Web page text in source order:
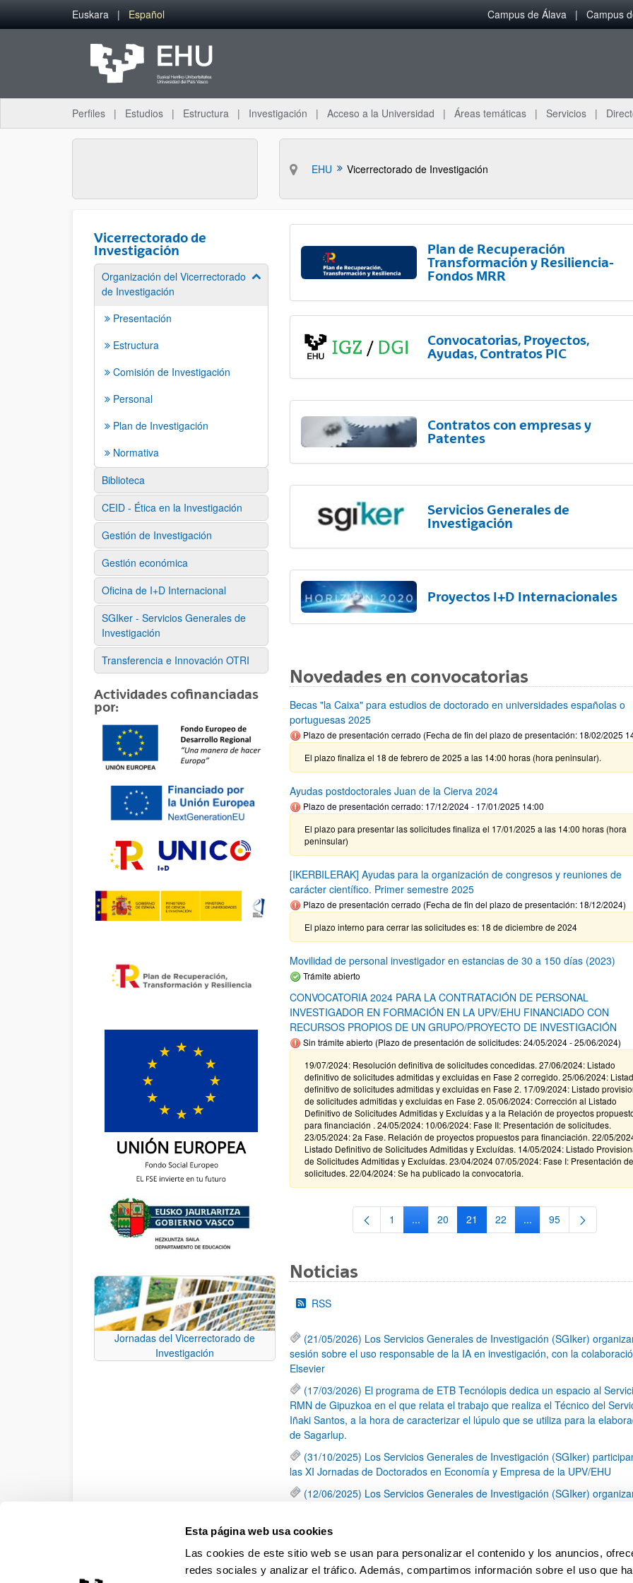
Esta página web usa cookies
Las cookies de este sitio web se usan para personalizar el contenido y los anuncios,
redes sociales y analizar el tráfico. Además, compartimos información sobre el uso que
Saltar al contenido principal
Euskara Español Campus de Álava Campus
Perfiles Estudios Estructura Investigación Acceso a la Universidad Áreas temáticas Servicios
EHU Vicerrectorado de Investigación
Vicerrectorado de
Investigación
Organización del Vicerrectorado
de Investigación
Mostrar/ocultar subpáginas
Presentación
Estructura
Comisión de Investigación
Personal
Plan de Investigación
Normativa
Biblioteca
CEID - Ética en la Investigación
Gestión de Investigación
Gestión económica
Oficina de I+D Internacional
SGIker - Servicios Generales de
Investigación
Transferencia e Innovación OTRI
Actividades cofinanciadas
por:
Jornadas del Vicerrectorado de
Investigación
Plan de Recuperación
Transformación y Resiliencia-
Fondos MRR
Convocatorias, Proyectos,
Ayudas, Contratos PIC
Contratos con empresas y
Patentes
Servicios Generales de
Investigación
Proyectos I+D Internacionales
Novedades en convocatorias
Becas "la Caixa" para estudios de doctorado en universidades españolas o
portuguesas 2025
Plazo de presentación cerrado (Fecha de fin del plazo de presentación: 18/02/2025
El plazo finaliza el 18 de febrero de 2025 a las 14:00 horas (hora peninsular).
Ayudas postdoctorales Juan de la Cierva 2024
Plazo de presentación cerrado: 17/12/2024 - 17/01/2025 14:00
El plazo para presentar las solicitudes finaliza el 17/01/2025 a las 14:00 horas (hora
peninsular)
[IKERBILERAK] Ayudas para la organización de congresos y reuniones de
carácter científico. Primer semestre 2025
Plazo de presentación cerrado (Fecha de fin del plazo de presentación: 18/12/2024)
El plazo interno para cerrar las solicitudes es: 18 de diciembre de 2024
Movilidad de personal investigador en estancias de 30 a 150 días (2023)
Trámite abierto
CONVOCATORIA 2024 PARA LA CONTRATACIÓN DE PERSONAL
INVESTIGADOR EN FORMACIÓN EN LA UPV/EHU FINANCIADO CON
RECURSOS PROPIOS DE UN GRUPO/PROYECTO DE INVESTIGACIÓN
Sin trámite abierto (Plazo de presentación de solicitudes: 24/05/2024 - 25/06/2024)
19/07/2024: Resolución definitiva de solicitudes concedidas. 27/06/2024: Listado
definitivo de solicitudes admitidas y excluidas en Fase 2 corregido. 25/06/2024:
definitivo de solicitudes admitidas y excluidas en Fase 2. 17/09/2024: Listado
de solicitudes admitidas y excluidas en Fase 2. 05/06/2024: Corrección al Listado
Definitivo de Solicitudes Admitidas y Excluídas y a la Relación de proyectos
para financiación . 24/05/2024: 10/06/2024: Fase II: Presentación de solicitudes.
23/05/2024: 2a Fase. Relación de proyectos propuestos para financiación. 22/05/
Listado Definitivo de Solicitudes Admitidas y Excluídas. 14/05/2024: Listado
de Solicitudes Admitidas y Excluídas. 23/04/2024 07/05/2024: Fase I: Presentación de
solicitudes. 22/04/2024: Se ha publicado la convocatoria.
Página
1 ...Páginas intermedias Use TAB para desplazarse.
Página
20 Página
21 Página
22 ...Páginas intermedias
Página
95
Noticias
RSS
(21/05/2026) Los Servicios Generales de Investigación (SGIker)
sesión sobre el uso responsable de la IA en investigación, con la
Elsevier
(17/03/2026) El programa de ETB Tecnólopis dedica un espacio al
RMN de Gipuzkoa en el que relata el trabajo que realiza el Técnico del
Iñaki Santos, a la hora de caracterizar el lúpulo que se utiliza para la
de Sagarlup.
(31/10/2025) Los Servicios Generales de Investigación (SGIker)
las XI Jornadas de Doctorados en Economía y Empresa de la UPV/EHU
(12/06/2025) Los Servicios Generales de Investigación (SGIker)
una caracterización química de dos variedades de lúpulo silvestre